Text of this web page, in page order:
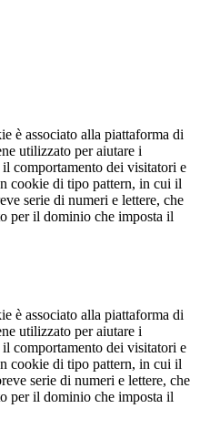
è associato alla piattaforma di
utilizzato per aiutare i
comportamento dei visitatori e
cookie di tipo pattern, in cui il
serie di numeri e lettere, che
per il dominio che imposta il
è associato alla piattaforma di
utilizzato per aiutare i
comportamento dei visitatori e
cookie di tipo pattern, in cui il
serie di numeri e lettere, che
per il dominio che imposta il